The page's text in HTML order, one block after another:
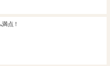
点！